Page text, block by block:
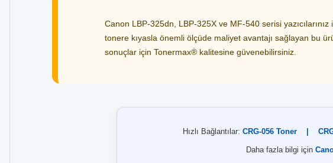
Canon LBP-325dn, LBP-325X ve MF-540 serisi
tonere kıyasla önemli ölçüde maliyet avantajı sağlayan bu
sonuçlar için Tonermax® kalitesine güvenebilirsiniz.
Hızlı Bağlantılar: CRG-056 Toner
Daha fazla bilgi için